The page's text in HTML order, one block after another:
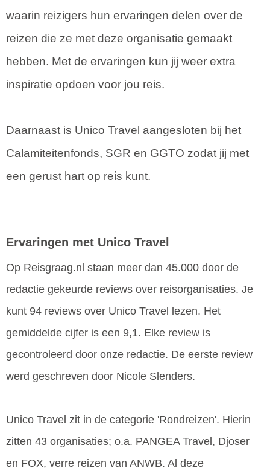
waarin reizigers hun ervaringen delen over de
reizen die ze met deze organisatie gemaakt
hebben. Met de ervaringen kun jij weer extra
inspiratie opdoen voor jou reis.
Daarnaast is Unico Travel aangesloten bij het
Calamiteitenfonds, SGR en GGTO zodat jij met
een gerust hart op reis kunt.
Ervaringen met Unico Travel
Op Reisgraag.nl staan meer dan 45.000 door de
redactie gekeurde reviews over reisorganisaties. Je
kunt 94 reviews over Unico Travel lezen. Het
gemiddelde cijfer is een 9,1. Elke review is
gecontroleerd door onze redactie. De eerste review
werd geschreven door Nicole Slenders.
Unico Travel zit in de categorie 'Rondreizen'. Hierin
zitten 43 organisaties; o.a. PANGEA Travel, Djoser
en FOX, verre reizen van ANWB. Al deze